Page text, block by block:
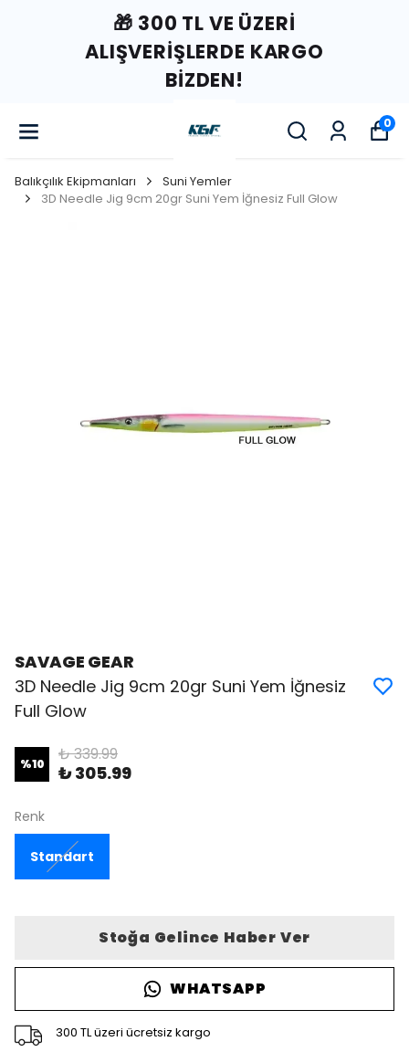
🎁 300 TL VE ÜZERI
ALIŞVERIŞLERDE KARGO
BIZDEN!
0
Balıkçılık Ekipmanları
Suni Yemler
3D Needle Jig 9cm 20gr Suni Yem İğnesiz Full Glow
SAVAGE GEAR
3D Needle Jig 9cm 20gr Suni Yem İğnesiz
Full Glow
%10 ₺ 339.99
₺ 305.99
Renk
Standart
Stoğa Gelince Haber Ver
WHATSAPP
300 TL üzeri ücretsiz kargo